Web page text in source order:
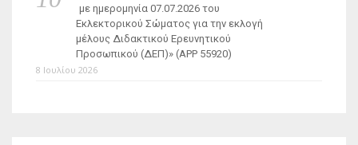
με ημερομηνία 07.07.2026 του
Εκλεκτορικού Σώματος για την εκλογή
μέλους Διδακτικού Ερευνητικού
Προσωπικού (ΔΕΠ)» (APP 55920)
8 Ιουλίου 2026